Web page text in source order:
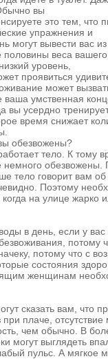
вы
это тем, что
упражнения и
могут вывести вас
половины веса
уровень,
проявиться
может
ваша умственная
вы усердно
время снижает
обезвожены?
тело. К тому
немного
тело говорит вам
Поэтому
на улице жарко
в день, если у
потому
потому что с
состояния
женщинам
сказать вам, что
плаче, отсутствие
чем обычно. В
могут выглядеть
пульс. А мягкое